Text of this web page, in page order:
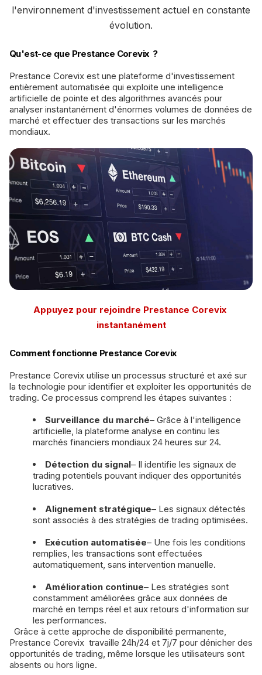
l'environnement d'investissement actuel en constante
évolution.
Qu'est-ce que Prestance Corevix ?
Prestance Corevix est une plateforme d'investissement
entièrement automatisée qui exploite une intelligence
artificielle de pointe et des algorithmes avancés pour
analyser instantanément d'énormes volumes de données de
marché et effectuer des transactions sur les marchés
mondiaux.
Appuyez pour rejoindre Prestance Corevix
instantanément
Comment fonctionne Prestance Corevix
Prestance Corevix utilise un processus structuré et axé sur
la technologie pour identifier et exploiter les opportunités de
trading. Ce processus comprend les étapes suivantes :
Surveillance du marché– Grâce à l'intelligence
artificielle, la plateforme analyse en continu les
marchés financiers mondiaux 24 heures sur 24.
Détection du signal– Il identifie les signaux de
trading potentiels pouvant indiquer des opportunités
lucratives.
Alignement stratégique– Les signaux détectés
sont associés à des stratégies de trading optimisées.
Exécution automatisée– Une fois les conditions
remplies, les transactions sont effectuées
automatiquement, sans intervention manuelle.
Amélioration continue– Les stratégies sont
constamment améliorées grâce aux données de
marché en temps réel et aux retours d'information sur
les performances.
Grâce à cette approche de disponibilité permanente,
Prestance Corevix travaille 24h/24 et 7j/7 pour dénicher des
opportunités de trading, même lorsque les utilisateurs sont
absents ou hors ligne.